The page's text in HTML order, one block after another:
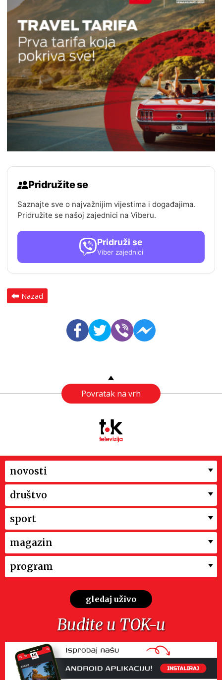
Pridružite se
Saznajte sve o najvažnijim vijestima i događajima.
Pridružite se našoj zajednici na Viberu.
Pridruži se
Viber zajednici
Nazad
Povratak na vrh
novosti
društvo
sport
magazin
program
gledaj uživo
Budite u TOK-u